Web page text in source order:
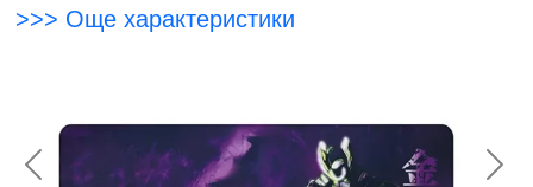
>>> Още характеристики
<< Предишна